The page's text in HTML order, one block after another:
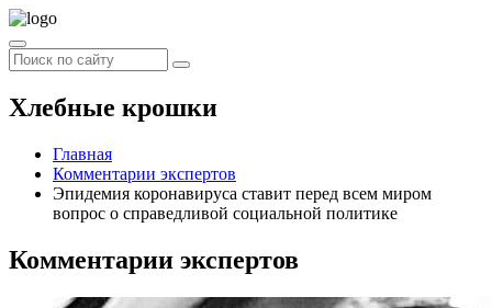
Хлебные крошки
Главная
Комментарии экспертов
Эпидемия коронавируса ставит перед всем миром
вопрос о справедливой социальной политике
Комментарии экспертов